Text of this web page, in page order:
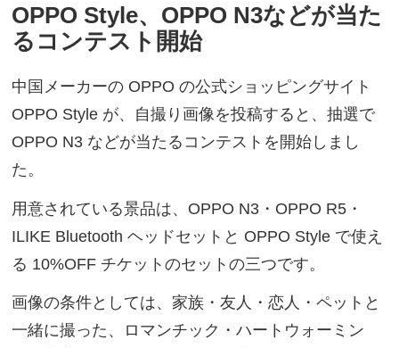
OPPO Style、OPPO N3などが当た
るコンテスト開始
中国メーカーの OPPO の公式ショッピングサイト
OPPO Style が、自撮り画像を投稿すると、抽選で
OPPO N3 などが当たるコンテストを開始しまし
た。
用意されている景品は、OPPO N3・OPPO R5・
ILIKE Bluetooth ヘッドセットと OPPO Style で使え
る 10%OFF チケットのセットの三つです。
画像の条件としては、家族・友人・恋人・ペットと
一緒に撮った、ロマンチック・ハートウォーミン